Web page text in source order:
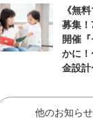
《無
募集
開催
かに
金設計
他のお知ら